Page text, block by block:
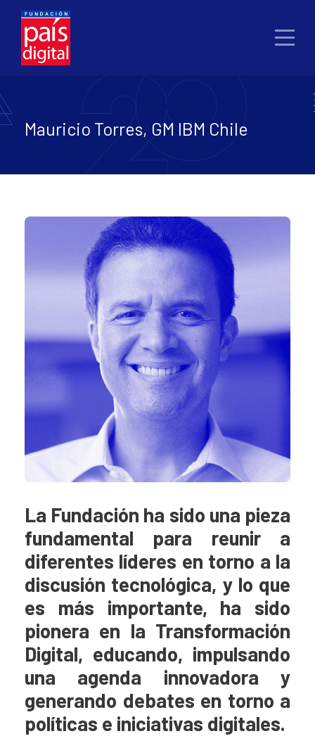
Mauricio Torres, GM IBM Chile
La Fundación ha sido una pieza
fundamental para reunir a
diferentes líderes en torno a la
discusión tecnológica, y lo que
es más importante, ha sido
pionera en la Transformación
Digital, educando, impulsando
una agenda innovadora y
generando debates en torno a
políticas e iniciativas digitales.